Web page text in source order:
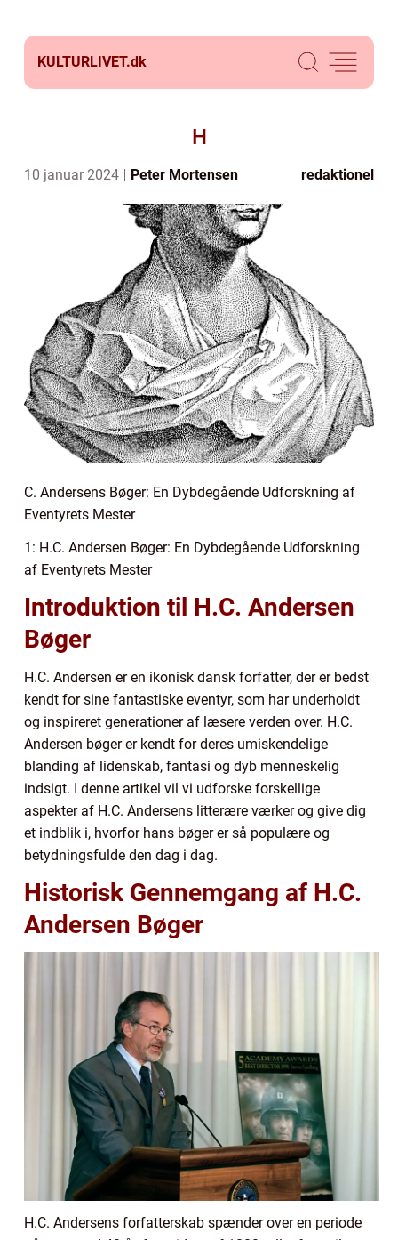
KULTURLIVET.dk
H
10 januar 2024 Peter Mortensen redaktionel
C. Andersens Bøger: En Dybdegående Udforskning af
Eventyrets Mester
1: H.C. Andersen Bøger: En Dybdegående Udforskning
af Eventyrets Mester
Introduktion til H.C. Andersen
Bøger
H.C. Andersen er en ikonisk dansk forfatter, der er bedst
kendt for sine fantastiske eventyr, som har underholdt
og inspireret generationer af læsere verden over. H.C.
Andersen bøger er kendt for deres umiskendelige
blanding af lidenskab, fantasi og dyb menneskelig
indsigt. I denne artikel vil vi udforske forskellige
aspekter af H.C. Andersens litterære værker og give dig
et indblik i, hvorfor hans bøger er så populære og
betydningsfulde den dag i dag.
Historisk Gennemgang af H.C.
Andersen Bøger
H.C. Andersens forfatterskab spænder over en periode